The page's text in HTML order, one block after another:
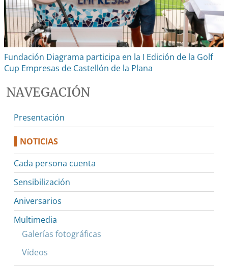
Fundación Diagrama participa en la I Edición de la Golf
Cup Empresas de Castellón de la Plana
NAVEGACIÓN
Presentación
NOTICIAS
Cada persona cuenta
Sensibilización
Aniversarios
Multimedia
Galerías fotográficas
Vídeos